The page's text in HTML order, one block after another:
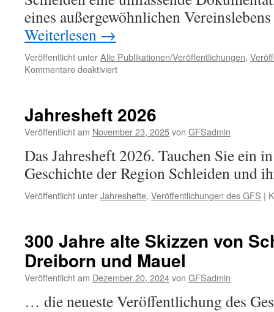
eines außergewöhnlichen
Weiterlesen →
Veröffentlicht unterAlle Publikationen/Veröffentlichungen,
Kommentare deaktiviertfür
Jahrhundert
Numismatik
der
Eifel
Jahresheft 2026
Veröffentlicht am November 23, 2025von GFSadmin
Das Jahresheft 2026. Tauchen Sie ein
Geschichte der Region Schleiden und
Veröffentlicht unterJahreshefte, Veröffentlichungen des GFS |
300 Jahre alte Skizzen von
Dreiborn und Mauel
Veröffentlicht am Dezember 20, 2024von GFSadmin
… die neueste Veröffentlichung des